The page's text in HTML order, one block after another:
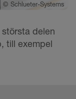
© Schlueter-Systems
delen
till exempel